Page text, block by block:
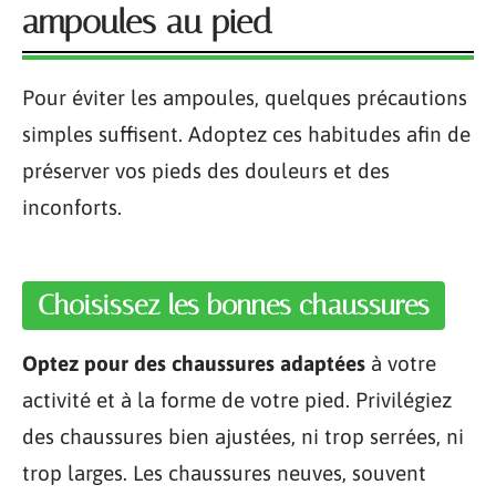
ampoules au pied
Pour éviter les ampoules, quelques précautions
simples suffisent. Adoptez ces habitudes afin de
préserver vos pieds des douleurs et des
inconforts.
Choisissez les bonnes chaussures
Optez pour des chaussures adaptées à votre
activité et à la forme de votre pied. Privilégiez
des chaussures bien ajustées, ni trop serrées, ni
trop larges. Les chaussures neuves, souvent